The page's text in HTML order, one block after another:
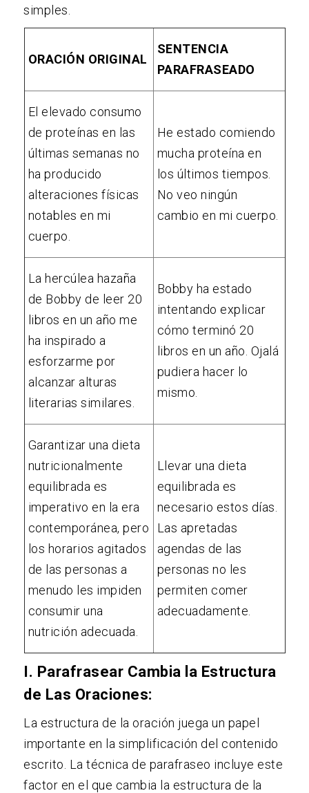
simples.
ORACIÓN ORIGINAL
SENTENCIA
PARAFRASEADO
El elevado consumo
de proteínas en las
últimas semanas no
ha producido
alteraciones físicas
notables en mi
cuerpo.
He estado comiendo
mucha proteína en
los últimos tiempos.
No veo ningún
cambio en mi cuerpo.
La hercúlea hazaña
de Bobby de leer 20
libros en un año me
ha inspirado a
esforzarme por
alcanzar alturas
literarias similares.
Bobby ha estado
intentando explicar
cómo terminó 20
libros en un año. Ojalá
pudiera hacer lo
mismo.
Garantizar una dieta
nutricionalmente
equilibrada es
imperativo en la era
contemporánea, pero
los horarios agitados
de las personas a
menudo les impiden
consumir una
nutrición adecuada.
Llevar una dieta
equilibrada es
necesario estos días.
Las apretadas
agendas de las
personas no les
permiten comer
adecuadamente.
I. Parafrasear Cambia la Estructura
de Las Oraciones:
La estructura de la oración juega un papel
importante en la simplificación del contenido
escrito. La técnica de parafraseo incluye este
factor en el que cambia la estructura de la